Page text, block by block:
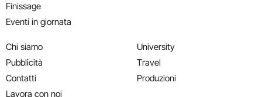
Finissage
Eventi in giornata
Chi siamo
Pubblicità
Contatti
Lavora con noi
University
Travel
Produzioni